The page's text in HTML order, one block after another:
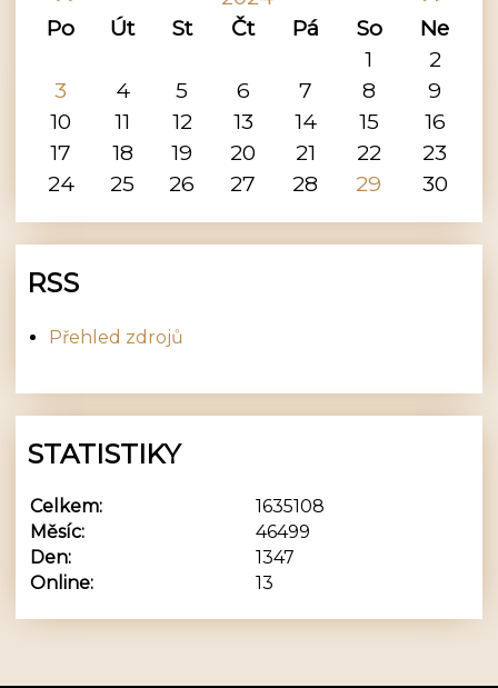
Po
Út St Čt Pá So
Ne
1
2
3
4 5 6 7 8
9
10
11 12 13 14 15
16
17
18 19 20 21 22
23
24
25 26 27 28 29 30
RSS
Přehled zdrojů
STATISTIKY
Online: 13
Celkem:
1635108
Měsíc:
46499
Den:
1347